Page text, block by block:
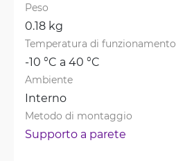
Peso
0.18 kg
Temperatura di funzionamento
-10 °C a 40 °C
Ambiente
Interno
Metodo di montaggio
Supporto a parete